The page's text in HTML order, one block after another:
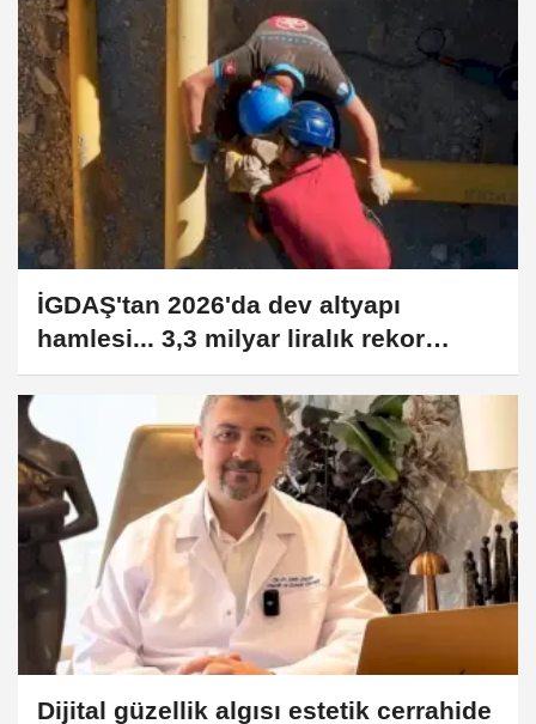
İGDAŞ'tan 2026'da dev altyapı
hamlesi... 3,3 milyar liralık rekor
yatırım
Dijital güzellik algısı estetik cerrahide